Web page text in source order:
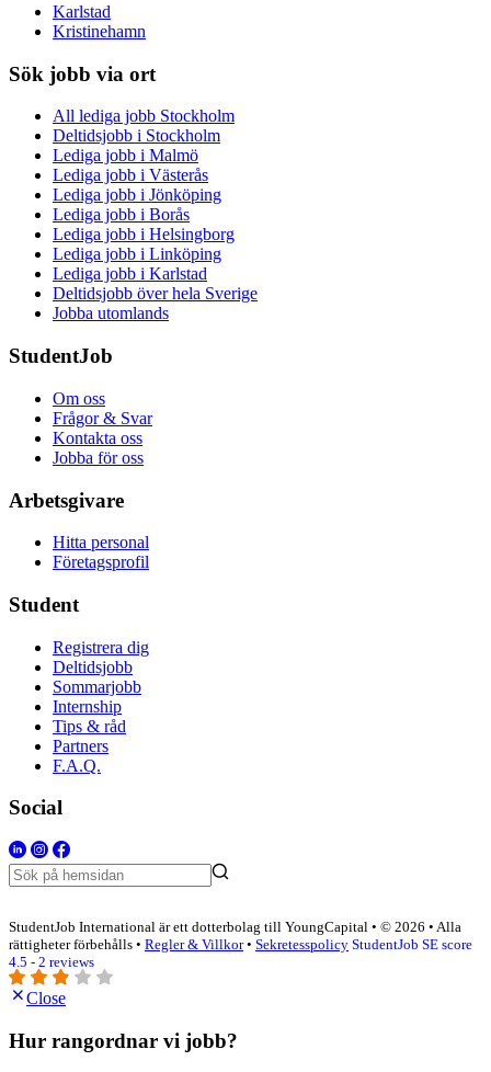
Karlstad
Kristinehamn
Sök jobb via ort
All lediga jobb Stockholm
Deltidsjobb i Stockholm
Lediga jobb i Malmö
Lediga jobb i Västerås
Lediga jobb i Jönköping
Lediga jobb i Borås
Lediga jobb i Helsingborg
Lediga jobb i Linköping
Lediga jobb i Karlstad
Deltidsjobb över hela Sverige
Jobba utomlands
StudentJob
Om oss
Frågor & Svar
Kontakta oss
Jobba för oss
Arbetsgivare
Hitta personal
Företagsprofil
Student
Registrera dig
Deltidsjobb
Sommarjobb
Internship
Tips & råd
Partners
F.A.Q.
Social
StudentJob International är ett dotterbolag till YoungCapital • © 2026 • Alla
rättigheter förbehålls • Regler & Villkor• Sekretesspolicy StudentJob SE score
4.5 - 2 reviews
Close
Hur rangordnar vi jobb?